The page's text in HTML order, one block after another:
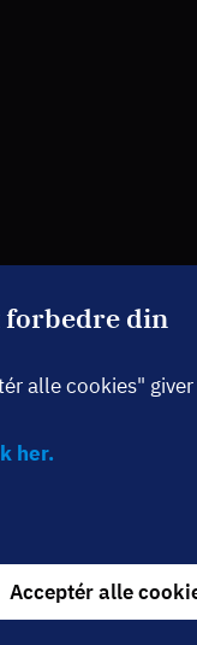
forbedre din
alle cookies"
her.
Acceptér alle